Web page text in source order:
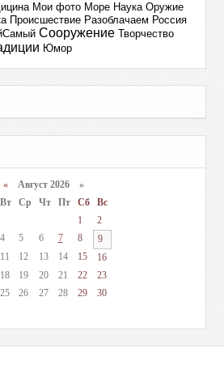
Мои фото Море Наука Оружие
Происшествие Разоблачаем Россия
Сооружение Творчество
Юмор
«Август 2026 »
Вт Ср Чт Пт Сб
Вс
1
2
4 5 6 7 8
9
11 12 13 14 15
16
18 19 20 21 22
23
25 26 27 28 29
30